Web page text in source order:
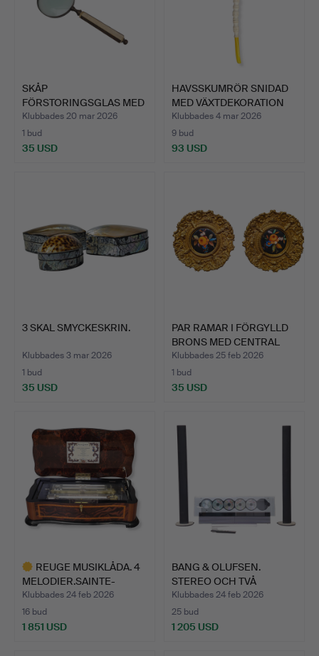
SKÅP
FÖRSTORINGSGLAS MED
KURIOSITETER I BE…
Klubbades 20 mar 2026
1 bud
35 USD
HAVSSKUMRÖR SNIDAD
MED VÄXTDEKORATION
OCH …
Klubbades 4 mar 2026
9 bud
93 USD
3 SKAL SMYCKESKRIN.
Klubbades 3 mar 2026
1 bud
35 USD
PAR RAMAR I FÖRGYLLD
BRONS MED CENTRAL
EMA…
Klubbades 25 feb 2026
1 bud
35 USD
REUGE MUSIKLÅDA. 4
MELODIER.SAINTE-
CROIX. …
Klubbades 24 feb 2026
16 bud
1 851 USD
BANG & OLUFSEN.
STEREO OCH TVÅ
HÖGTALARE. …
Klubbades 24 feb 2026
25 bud
1 205 USD